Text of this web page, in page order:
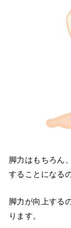
脚力はもちろん
することになる
脚力が向上する
ります。